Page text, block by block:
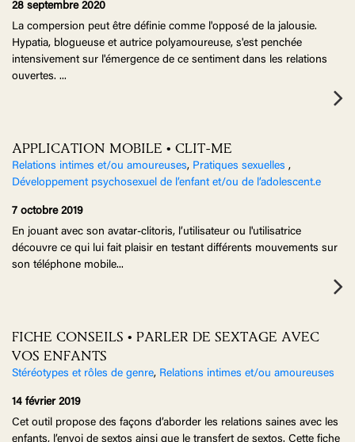
28 septembre 2020
La compersion peut être définie comme l'opposé de la jalousie.
Hypatia, blogueuse et autrice polyamoureuse, s'est penchée
intensivement sur l'émergence de ce sentiment dans les relations
ouvertes. ...
APPLICATION MOBILE • CLIT-ME
Relations intimes et/ou amoureuses, Pratiques sexuelles ,
Développement psychosexuel de l’enfant et/ou de l’adolescent.e
7 octobre 2019
En jouant avec son avatar-clitoris, l’utilisateur ou l'utilisatrice
découvre ce qui lui fait plaisir en testant différents mouvements sur
son téléphone mobile...
FICHE CONSEILS • PARLER DE SEXTAGE AVEC
VOS ENFANTS
Stéréotypes et rôles de genre, Relations intimes et/ou amoureuses
14 février 2019
Cet outil propose des façons d’aborder les relations saines avec les